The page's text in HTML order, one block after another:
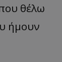
θέλω
ήμουν